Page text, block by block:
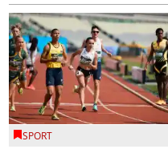
SPORT